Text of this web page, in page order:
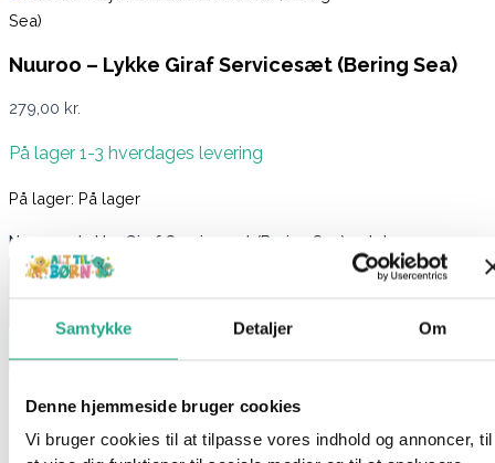
Samtykke Detaljer Om
Denne hjemmeside bruger cookies
Vi bruger cookies til at tilpasse vores indhold og annoncer, til
Nuuroo – Lykke Giraf Servicesæt (Bering Sea)
279,00 kr.
På lager 1-3 hverdages levering
På lager: På lager
Nuuroo - Lykke Giraf Servicesæt (Bering Sea) antal
Spørg om produktet